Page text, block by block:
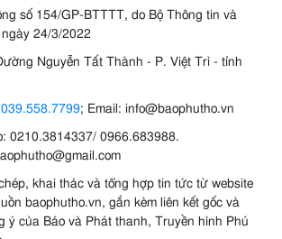
số 154/GP-BTTTT, do Bộ Thông tin và
24/3/2022
Nguyễn Tất Thành - P. Việt Trì - tỉnh
039.558.7799; Email: info@baophutho.vn
0210.3814337/ 0966.683988.
khai thác và tổng hợp tin tức từ website
baophutho.vn, gắn kèm liên kết gốc và
ý của Báo và Phát thanh, Truyền hình Phú